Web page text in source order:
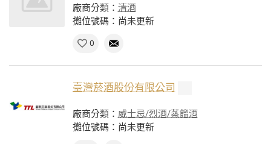
廠商分類： 清酒
攤位號碼：尚未更新
0
臺灣菸酒股份有限公司
廠商分類： 威士忌/烈酒/蒸餾酒
攤位號碼：尚未更新